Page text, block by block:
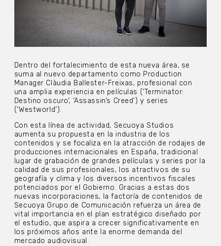
Dentro del fortalecimiento de esta nueva área, se
suma al nuevo departamento como Production
Manager Clàudia Ballester-Freixas, profesional con
una amplia experiencia en películas (‘Terminator:
Destino oscuro’, ‘Assassin’s Creed’) y series
(‘Westworld’).
Con esta línea de actividad, Secuoya Studios
aumenta su propuesta en la industria de los
contenidos y se focaliza en la atracción de rodajes de
producciones internacionales en España, tradicional
lugar de grabación de grandes películas y series por la
calidad de sus profesionales, los atractivos de su
geografía y clima y los diversos incentivos fiscales
potenciados por el Gobierno. Gracias a estas dos
nuevas incorporaciones, la factoría de contenidos de
Secuoya Grupo de Comunicación refuerza un área de
vital importancia en el plan estratégico diseñado por
el estudio, que aspira a crecer significativamente en
los próximos años ante la enorme demanda del
mercado audiovisual.